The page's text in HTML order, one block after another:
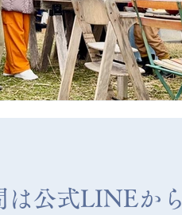
は公式LINEから